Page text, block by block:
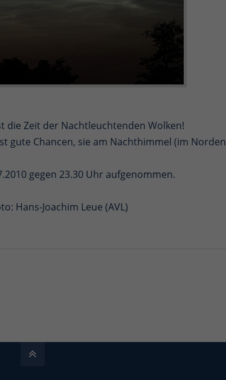
die Zeit der Nachtleuchtenden Wolken!
gute Chancen, sie am Nachthimmel (im
gegen 23.30 Uhr aufgenommen.
Hans-Joachim Leue (AVL)